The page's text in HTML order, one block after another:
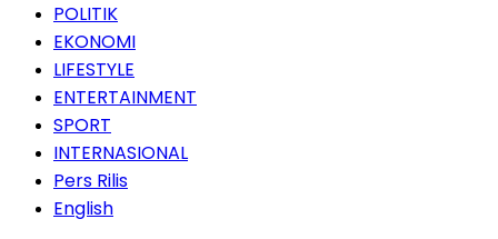
POLITIK
EKONOMI
LIFESTYLE
ENTERTAINMENT
SPORT
INTERNASIONAL
Pers Rilis
English